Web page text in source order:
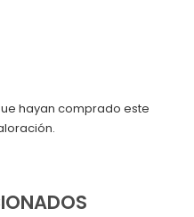
hayan comprado este